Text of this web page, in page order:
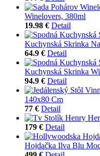
Winelovers, 380ml
19.98 € Detail
Kuchynská Skrinka
64.9 € Detail
Kuchynská Skrinka
94.9 € Detail
140x80 Cm
77 € Detail
179 € Detail
Hojdačka Ilva Blu